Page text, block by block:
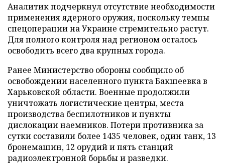
Аналитик подчеркнул отсутствие необходимости
применения ядерного оружия, поскольку темпы
спецоперации на Украине стремительно растут.
Для полного контроля над регионом осталось
освободить всего два крупных города.
Ранее Министерство обороны сообщило об
освобождении населенного пункта Бакшеевка в
Харьковской области. Военные продолжили
уничтожать логистические центры, места
производства беспилотников и пункты
дислокации наемников. Потери противника за
сутки составили более 1435 человек, один танк, 13
бронемашин, 12 орудий и пять станций
радиоэлектронной борьбы и разведки.